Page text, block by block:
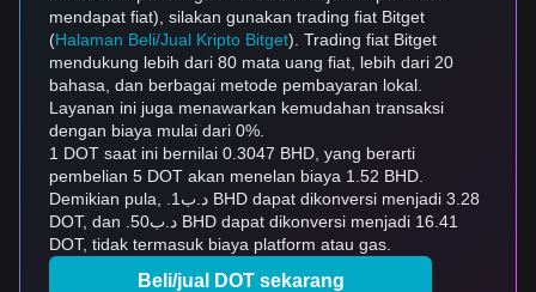
mendapat fiat), silakan gunakan trading fiat Bitget
(Halaman Beli/Jual Kripto Bitget). Trading fiat Bitget
mendukung lebih dari 80 mata uang fiat, lebih dari 20
bahasa, dan berbagai metode pembayaran lokal.
Layanan ini juga menawarkan kemudahan transaksi
dengan biaya mulai dari 0%.
1 DOT saat ini bernilai 0.3047 BHD, yang berarti
pembelian 5 DOT akan menelan biaya 1.52 BHD.
Demikian pula, .د.ب1 BHD dapat dikonversi menjadi 3.28
DOT, dan .د.ب50 BHD dapat dikonversi menjadi 16.41
DOT, tidak termasuk biaya platform atau gas.
Beli/jual DOT sekarang